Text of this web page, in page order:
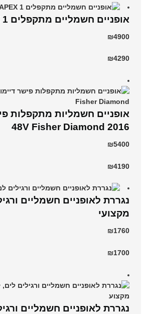
‏אופניים חשמליים ‏מתקפלים Stark APEX 1
₪4900
₪4290
אופניים חשמליות מתקפלות
2016 48V Fisher Diamond
₪5400
₪4190
נגררת לאופניים חשמליים
מקצועי
₪1760
₪1700
נגררת לאופניים חשמליים